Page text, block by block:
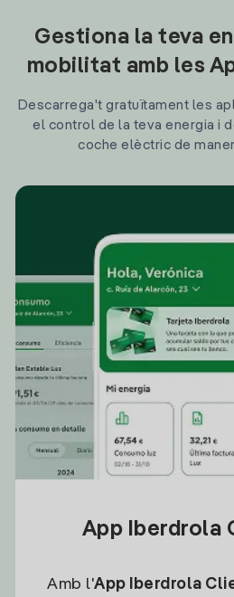
Gestiona la teva
mobilitat amb les
Descarrega't gratuïtament les
el control de la teva energia i
coche elèctric de
App Iberdrola
Amb l'App Iberdrola